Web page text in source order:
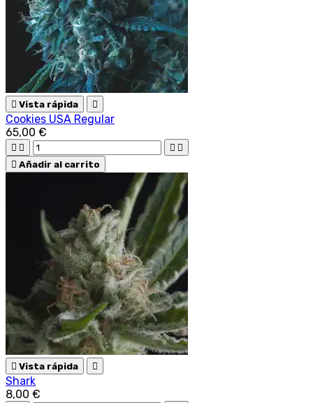
 Vista rápida 
Cookies USA Regular
65,00 €
   
 Añadir al carrito
 Vista rápida 
Shark
8,00 €